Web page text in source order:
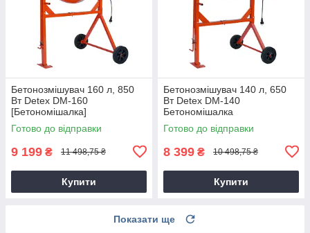
Бетонозмішувач 160 л, 850
Вт Detex DM-160
[Бетономішалка]
Готово до відправки
9 199 ₴ 11 498,75 ₴
Купити
Бетонозмішувач 140 л, 650
Вт Detex DM-140
Бетономішалка
Готово до відправки
8 399 ₴ 10 498,75 ₴
Купити
Показати ще